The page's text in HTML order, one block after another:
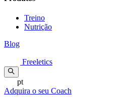
Treino
Nutrição
Blog
Freeletics
pt
Adquira o seu Coach